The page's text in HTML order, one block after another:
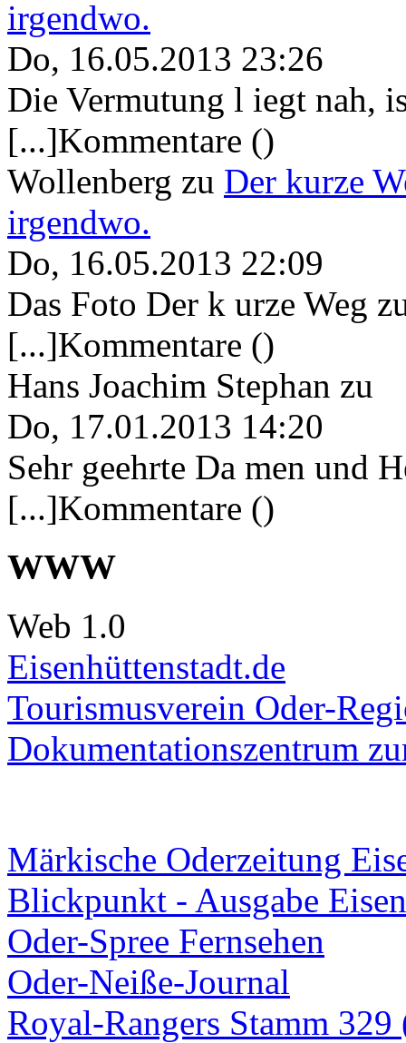
irgendwo.
Do, 16.05.2013 23:26
Die Vermutung l iegt nah,
[...]Kommentare ()
Wollenberg zu Der kurze
irgendwo.
Do, 16.05.2013 22:09
Das Foto Der k urze Weg
[...]Kommentare ()
Hans Joachim Stephan zu
Do, 17.01.2013 14:20
Sehr geehrte Da men und
[...]Kommentare ()
WWW
Web 1.0
Eisenhüttenstadt.de
Tourismusverein Oder-
Dokumentationszentrum
Märkische Oderzeitung
Blickpunkt - Ausgabe
Oder-Spree Fernsehen
Oder-Neiße-Journal
Royal-Rangers Stamm